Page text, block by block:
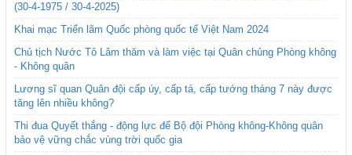
(30-4-1975 / 30-4-2025)
Khai mạc Triển lãm Quốc phòng quốc tế Việt Nam 2024
Chủ tịch Nước Tô Lâm thăm và làm việc tại Quân chủng Phòng không
- Không quân
Lương sĩ quan Quân đội cấp úy, cấp tá, cấp tướng tháng 7 này được
tăng lên nhiều không?
Thi đua Quyết thắng - động lực để Bộ đội Phòng không-Không quân
bảo vệ vững chắc vùng trời quốc gia